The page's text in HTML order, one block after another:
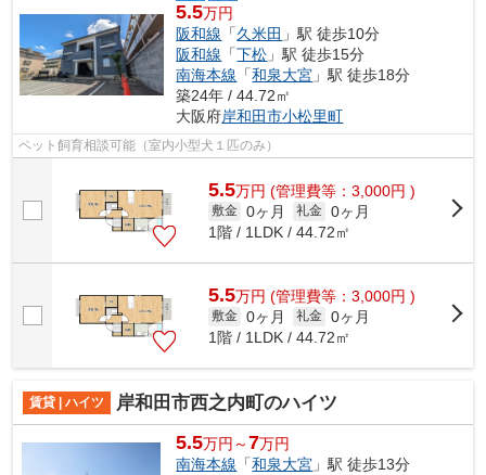
5.5万円
阪和線 「久米田 」駅 徒歩10分
阪和線 「下松 」駅 徒歩15分
南海本線 「和泉大宮 」駅 徒歩18分
築24年 / 44.72㎡
大阪府岸和田市小松里町
ペット飼育相談可能（室内小型犬１匹のみ）
5.5万円 (管理費等：3,000円 )
敷金 0ヶ月 礼金 0ヶ月
1階 / 1LDK / 44.72㎡
5.5万円 (管理費等：3,000円 )
敷金 0ヶ月 礼金 0ヶ月
1階 / 1LDK / 44.72㎡
賃貸 | ハイツ 岸和田市西之内町のハイツ
5.5万円～7万円
南海本線 「和泉大宮 」駅 徒歩13分